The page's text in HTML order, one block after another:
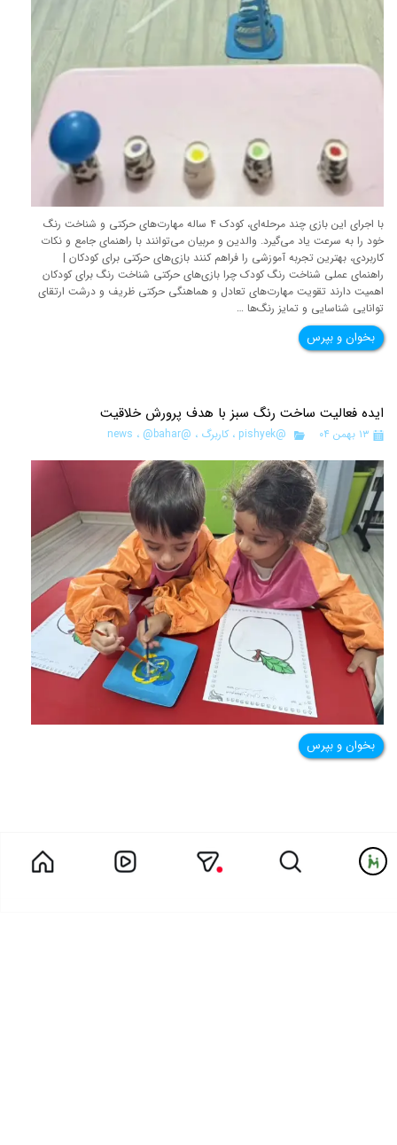
با اجرای این بازی چند مرحله‌ای، کودک ۴ ساله مهارت‌های حرکتی و شناخت رنگ
خود را به سرعت یاد می‌گیرد. والدین و مربیان می‌توانند با راهنمای جامع و نکات
کاربردی، بهترین تجربه آموزشی را فراهم کنند بازی‌های حرکتی برای کودکان |
راهنمای عملی شناخت رنگ کودک چرا بازی‌های حرکتی شناخت رنگ برای کودکان
اهمیت دارند تقویت مهارت‌های تعادل و هماهنگی حرکتی ظریف و درشت ارتقای
توانایی شناسایی و تمایز رنگ‌ها …
بخوان و بپرس
ایده فعالیت ساخت رنگ سبز با هدف پرورش خلاقیت
۱۳ بهمن ۰۴ @pishyek ،کاربرگ ، @news ، @bahar
بخوان و بپرس